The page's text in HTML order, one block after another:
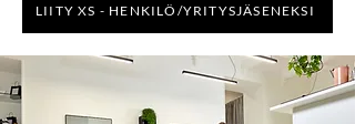
LIITY XS - HENKILÖ/YRITYSJÄSENEKSI